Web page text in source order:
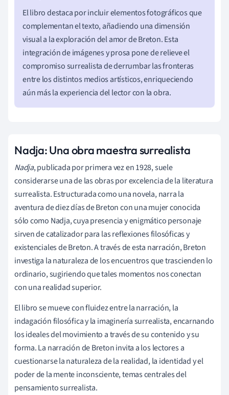
El libro destaca por incluir elementos fotográficos que
complementan el texto, añadiendo una dimensión
visual a la exploración del amor de Breton. Esta
integración de imágenes y prosa pone de relieve el
compromiso surrealista de derrumbar las fronteras
entre los distintos medios artísticos, enriqueciendo
aún más la experiencia del lector con la obra.
Nadja: Una obra maestra surrealista
Nadja, publicada por primera vez en 1928, suele
considerarse una de las obras por excelencia de la literatura
surrealista. Estructurada como una novela, narra la
aventura de diez días de Breton con una mujer conocida
sólo como Nadja, cuya presencia y enigmático personaje
sirven de catalizador para las reflexiones filosóficas y
existenciales de Breton. A través de esta narración, Breton
investiga la naturaleza de los encuentros que trascienden lo
ordinario, sugiriendo que tales momentos nos conectan
con una realidad superior.
El libro se mueve con fluidez entre la narración, la
indagación filosófica y la imaginería surrealista, encarnando
los ideales del movimiento a través de su contenido y su
forma. La narración de Breton invita a los lectores a
cuestionarse la naturaleza de la realidad, la identidad y el
poder de la mente inconsciente, temas centrales del
pensamiento surrealista.